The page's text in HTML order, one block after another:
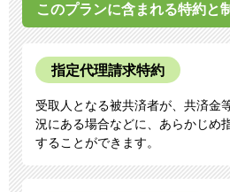
このプランに含まれる特約と
指定代理請求特約
受取人となる被共済者が、共済金
況にある場合などに、あらかじめ
することができます。